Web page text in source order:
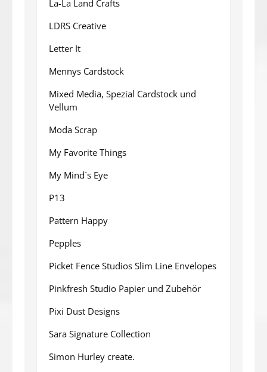
La-La Land Crafts
LDRS Creative
Letter It
Mennys Cardstock
Mixed Media, Spezial Cardstock und
Vellum
Moda Scrap
My Favorite Things
My Mind´s Eye
P13
Pattern Happy
Pepples
Picket Fence Studios Slim Line Envelopes
Pinkfresh Studio Papier und Zubehör
Pixi Dust Designs
Sara Signature Collection
Simon Hurley create.